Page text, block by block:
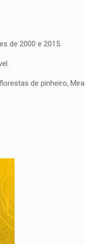
de 2000 e 2015.
de pinheiro, Mira